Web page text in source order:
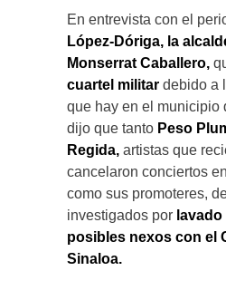
En entrevista con el
López-Dóriga, la
Monserrat Caballero,
cuartel militar debido a
que hay en el municipio
dijo que tanto Peso
Regida, artistas que
cancelaron conciertos
como sus promoteres,
investigados por
posibles nexos con el
Sinaloa.